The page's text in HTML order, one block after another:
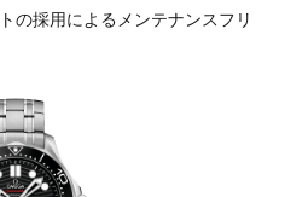
の採用によるメンテナンスフリ